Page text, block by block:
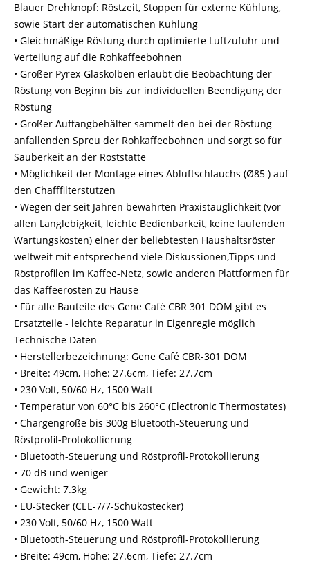
Blauer Drehknopf: Röstzeit, Stoppen für externe Kühlung,
sowie Start der automatischen Kühlung
• Gleichmäßige Röstung durch optimierte Luftzufuhr und
Verteilung auf die Rohkaffeebohnen
• Großer Pyrex-Glaskolben erlaubt die Beobachtung der
Röstung von Beginn bis zur individuellen Beendigung der
Röstung
• Großer Auffangbehälter sammelt den bei der Röstung
anfallenden Spreu der Rohkaffeebohnen und sorgt so für
Sauberkeit an der Röststätte
• Möglichkeit der Montage eines Abluftschlauchs (Ø85 ) auf
den Chafffilterstutzen
• Wegen der seit Jahren bewährten Praxistauglichkeit (vor
allen Langlebigkeit, leichte Bedienbarkeit, keine laufenden
Wartungskosten) einer der beliebtesten Haushaltsröster
weltweit mit entsprechend viele Diskussionen,Tipps und
Röstprofilen im Kaffee-Netz, sowie anderen Plattformen für
das Kaffeerösten zu Hause
• Für alle Bauteile des Gene Café CBR 301 DOM gibt es
Ersatzteile - leichte Reparatur in Eigenregie möglich
Technische Daten
• Herstellerbezeichnung: Gene Café CBR-301 DOM
• Breite: 49cm, Höhe: 27.6cm, Tiefe: 27.7cm
• 230 Volt, 50/60 Hz, 1500 Watt
• Temperatur von 60°C bis 260°C (Electronic Thermostates)
• Chargengröße bis 300g Bluetooth-Steuerung und
Röstprofil-Protokollierung
• Bluetooth-Steuerung und Röstprofil-Protokollierung
• 70 dB und weniger
• Gewicht: 7.3kg
• EU-Stecker (CEE-7/7-Schukostecker)
• 230 Volt, 50/60 Hz, 1500 Watt
• Bluetooth-Steuerung und Röstprofil-Protokollierung
• Breite: 49cm, Höhe: 27.6cm, Tiefe: 27.7cm